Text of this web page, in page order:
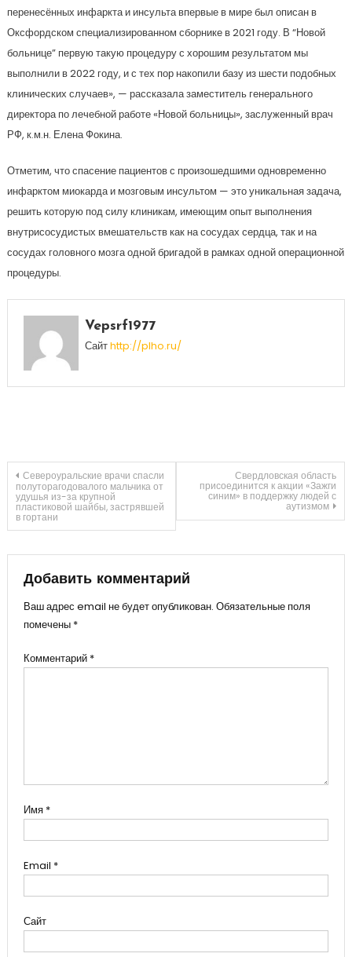
перенесённых инфаркта и инсульта впервые в мире был описан в
Оксфордском специализированном сборнике в 2021 году. В “Новой
больнице” первую такую процедуру с хорошим результатом мы
выполнили в 2022 году, и с тех пор накопили базу из шести подобных
клинических случаев», — рассказала заместитель генерального
директора по лечебной работе «Новой больницы», заслуженный врач
РФ, к.м.н. Елена Фокина.
Отметим, что спасение пациентов с произошедшими одновременно
инфарктом миокарда и мозговым инсультом — это уникальная задача,
решить которую под силу клиникам, имеющим опыт выполнения
внутрисосудистых вмешательств как на сосудах сердца, так и на
сосудах головного мозга одной бригадой в рамках одной операционной
процедуры.
Vepsrf1977
Сайтhttp://plho.ru/
Навигация
по
записям
Североуральские врачи спасли
полуторагодовалого мальчика от
удушья из-за крупной
пластиковой шайбы, застрявшей
в гортани
Свердловская область
присоединится к акции «Зажги
синим» в поддержку людей с
аутизмом
Добавить комментарий
Ваш адрес email не будет опубликован. Обязательные поля
помечены *
Комментарий *
Имя *
Email *
Сайт